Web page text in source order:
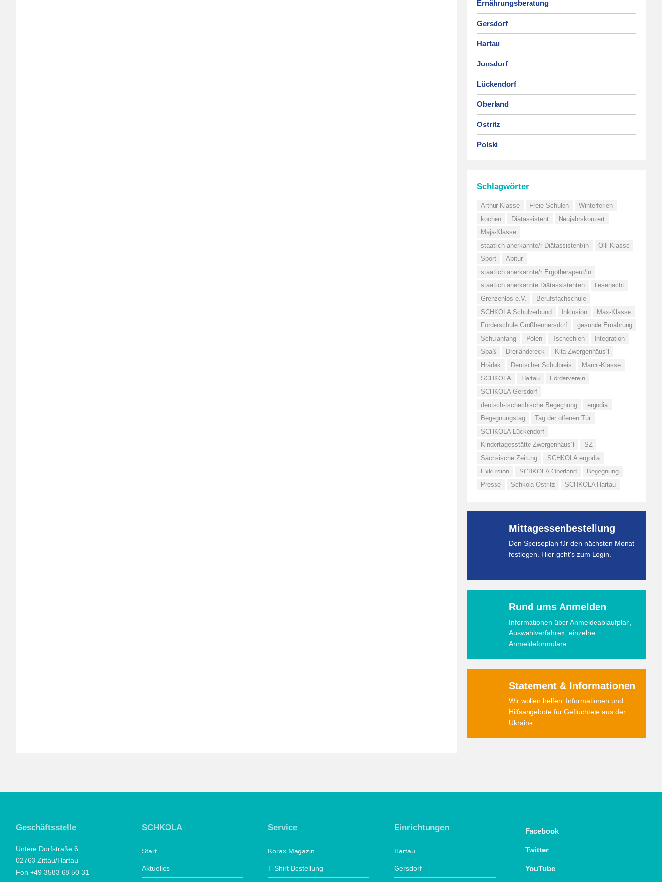
Ernährungsberatung
Gersdorf
Hartau
Jonsdorf
Lückendorf
Oberland
Ostritz
Polski
Schlagwörter
Arthur-Klasse Freie Schulen
Winterferien
kochen
Diätassistent
Neujahrskonzert
Maja-Klasse
staatlich anerkannte/r Diätassistent/in
Olli-Klasse
Sport
Abitur
staatlich anerkannte/r Ergotherapeut/in
staatlich anerkannte Diätassistenten
Lesenacht
Grenzenlos e.V.
Berufsfachschule
SCHKOLA Schulverbund
Inklusion
Max-Klasse
Förderschule Großhennersdorf
gesunde Ernährung
Schulanfang
Polen Tschechien
Integration
Spaß
Dreiländereck
Kita Zwergenhäus´l
Hrádek
Deutscher Schulpreis
Manni-Klasse
SCHKOLA
Hartau
Förderverein
SCHKOLA Gersdorf
deutsch-tschechische Begegnung
ergodia
Begegnungstag
Tag der offenen Tür
SCHKOLA Lückendorf
Kindertagesstätte Zwergenhäus´l
SZ
Sächsische Zeitung
SCHKOLA ergodia
Exkursion
SCHKOLA Oberland
Begegnung
Presse
Schkola Ostritz SCHKOLA Hartau
Mittagessenbestellung
Den Speiseplan für den nächsten Monat
festlegen. Hier geht's zum Login.
Rund ums Anmelden
Informationen über Anmeldeablaufplan,
Auswahlverfahren, einzelne
Anmeldeformulare
Statement & Informationen
Wir wollen helfen! Informationen und
Hilfsangebote für Geflüchtete aus der
Ukraine.
Geschäftsstelle
Untere Dorfstraße 6
02763 Zittau/Hartau
Fon +49 3583 68 50 31
SCHKOLA
Start
Aktuelles
Service
Korax Magazin
T-Shirt Bestellung
Einrichtungen
Hartau
Gersdorf
Facebook
Twitter
YouTube